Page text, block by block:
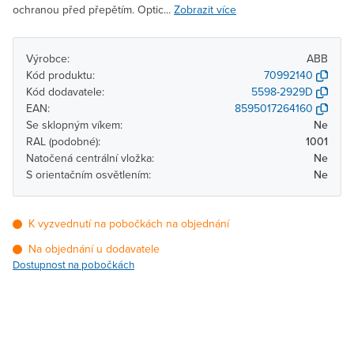
ochranou před přepětím. Optic... Zobrazit více
Výrobce:
ABB
Kód produktu:
70992140
Kód dodavatele:
5598-2929D
EAN:
8595017264160
Se sklopným víkem:
Ne
RAL (podobné):
1001
Natočená centrální vložka:
Ne
S orientačním osvětlením:
Ne
K vyzvednutí na pobočkách na objednání
Na objednání u dodavatele
Dostupnost na pobočkách